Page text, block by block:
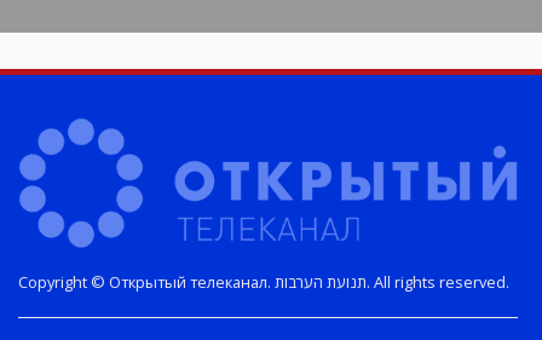
Copyright © Открытый телеканал. תנועת הערבות. All rights reserved.